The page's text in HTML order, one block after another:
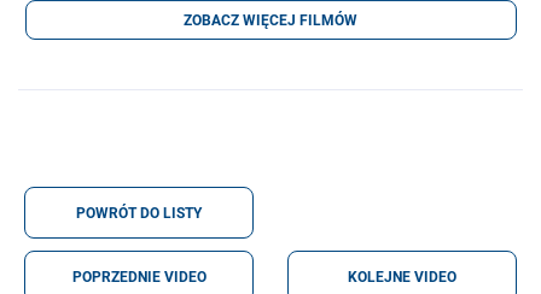
ZOBACZ WIĘCEJ FILMÓW
POWRÓT DO LISTY
POPRZEDNIE VIDEO KOLEJNE VIDEO